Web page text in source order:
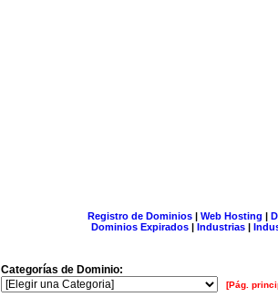
Registro de Dominios| Web Hosting |
Dominios Expirados | Industrias |
Categorías de Dominio:
[Pág.